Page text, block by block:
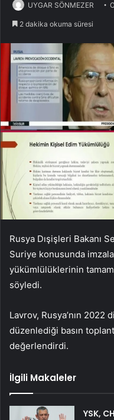
UYGAR SÖNMEZER
2 dakika okuma süresi
Rusya Dışişleri Bakanı
Suriye konusunda
yükümlülüklerinin
söyledi.
Lavrov, Rusya’nın
düzenlediği basın
değerlendirdi.
İlgili Makaleler
YSK,